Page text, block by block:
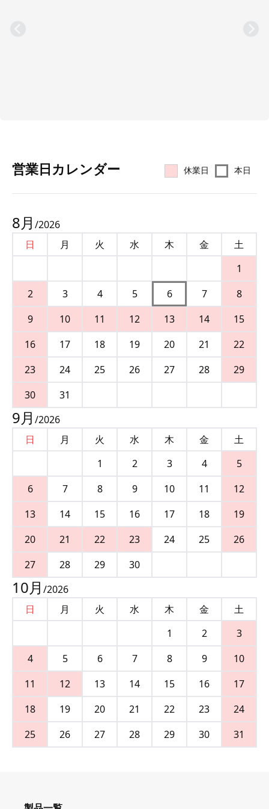
営業⽇カレンダー 休業日 本日
8月 /2026
日
月 火 水 木 金
土
1
2
3 4 5 6 7
8
9
10 11 12 13 14
15
16
17 18 19 20 21
22
23
24 25 26 27 28
29
30
31
9月 /2026
日
月 火 水 木 金
土
1
2 3 4
5
6
7 8 9 10 11
12
13
14 15 16 17 18
19
20
21 22 23 24 25
26
27
28 29 30
10月 /2026
日
月 火 水 木 金
土
1
2
3
4
5 6 7 8 9
10
11
12 13 14 15 16
17
18
19 20 21 22 23
24
25
26 27 28 29 30 31